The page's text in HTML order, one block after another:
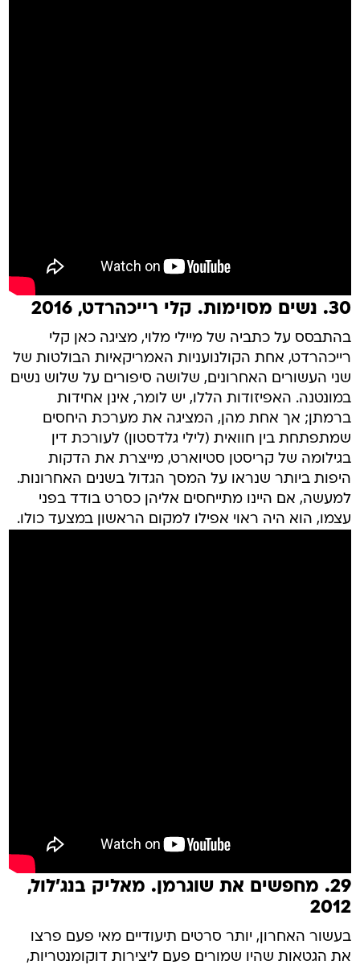
30. נשים מסוימות. קלי רייכהרדט, 2016
בהתבסס על כתביה של מיילי מלוי, מציגה כאן קלי
רייכהרדט, אחת הקולנועניות האמריקאיות הבולטות של
שני העשורים האחרונים, שלושה סיפורים על שלוש נשים
במונטנה. האפיזודות הללו, יש לומר, אינן אחידות
ברמתן; אך אחת מהן, המציגה את מערכת היחסים
שמתפתחת בין חוואית (לילי גלדסטון) לעורכת דין
בגילומה של קריסטן סטיוארט, מייצרת את הדקות
היפות ביותר שנראו על המסך הגדול בשנים האחרונות.
למעשה, אם היינו מתייחסים אליהן כסרט בודד בפני
עצמו, הוא היה ראוי אפילו למקום הראשון במצעד כולו.
29. מחפשים את שוגרמן. מאליק בנג'לול,
2012
בעשור האחרון, יותר סרטים תיעודיים מאי פעם פרצו
את הגטאות שהיו שמורים פעם ליצירות דוקומנטריות,